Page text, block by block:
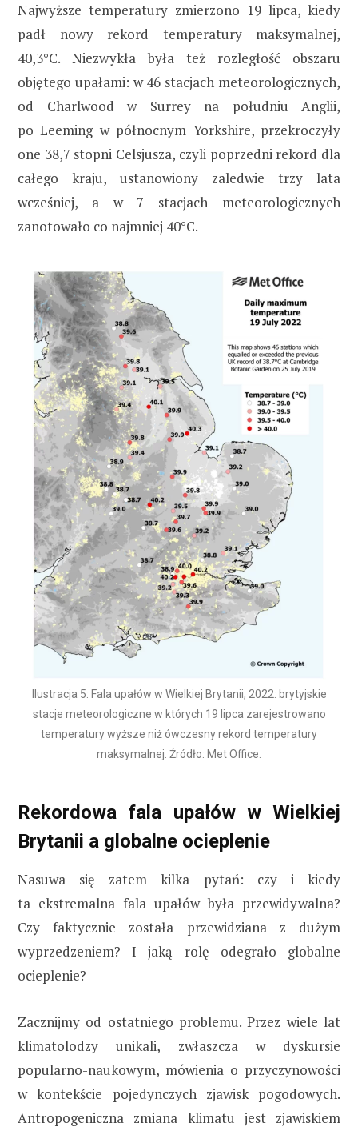
Najwyższe temperatury zmierzono 19 lipca, kiedy
padł nowy rekord temperatury maksymalnej,
40,3°C. Niezwykła była też rozległość obszaru
objętego upałami: w 46 stacjach meteorologicznych,
od Charlwood w Surrey na południu Anglii,
po Leeming w północnym Yorkshire, przekroczyły
one 38,7 stopni Celsjusza, czyli poprzedni rekord dla
całego kraju, ustanowiony zaledwie trzy lata
wcześniej, a w 7 stacjach meteorologicznych
zanotowało co najmniej 40°C.
Ilustracja 5: Fala upałów w Wielkiej Brytanii, 2022: brytyjskie
stacje meteorologiczne w których 19 lipca zarejestrowano
temperatury wyższe niż ówczesny rekord temperatury
maksymalnej. Źródło: Met Office.
Rekordowa fala upałów w Wielkiej
Brytanii a globalne ocieplenie
Nasuwa się zatem kilka pytań: czy i kiedy
ta ekstremalna fala upałów była przewidywalna?
Czy faktycznie została przewidziana z dużym
wyprzedzeniem? I jaką rolę odegrało globalne
ocieplenie?
Zacznijmy od ostatniego problemu. Przez wiele lat
klimatolodzy unikali, zwłaszcza w dyskursie
popularno-naukowym, mówienia o przyczynowości
w kontekście pojedynczych zjawisk pogodowych.
Antropogeniczna zmiana klimatu jest zjawiskiem